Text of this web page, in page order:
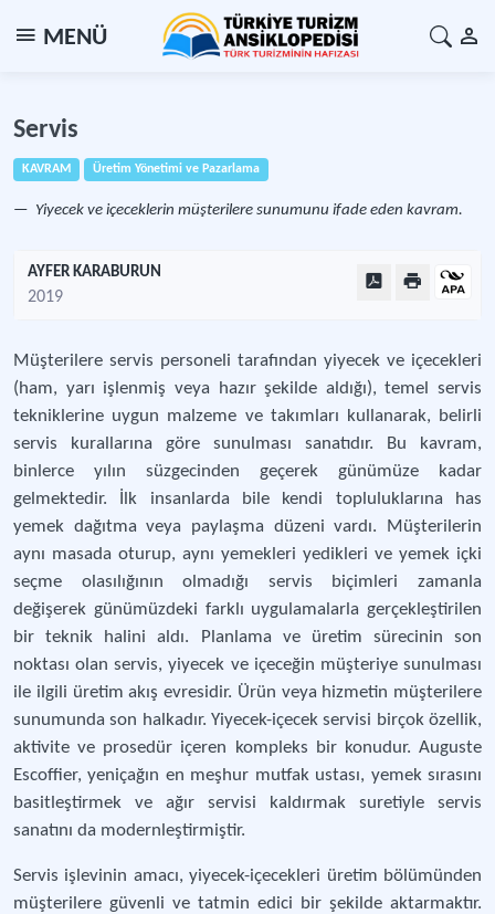
MENÜ
Servis
KAVRAM Üretim Yönetimi ve Pazarlama
Yiyecek ve içeceklerin müşterilere sunumunu ifade eden kavram.
AYFER KARABURUN
2019
Müşterilere servis personeli tarafından yiyecek ve içecekleri
(ham, yarı işlenmiş veya hazır şekilde aldığı), temel servis
tekniklerine uygun malzeme ve takımları kullanarak, belirli
servis kurallarına göre sunulması sanatıdır. Bu kavram,
binlerce yılın süzgecinden geçerek günümüze kadar
gelmektedir. İlk insanlarda bile kendi topluluklarına has
yemek dağıtma veya paylaşma düzeni vardı. Müşterilerin
aynı masada oturup, aynı yemekleri yedikleri ve yemek içki
seçme olasılığının olmadığı servis biçimleri zamanla
değişerek günümüzdeki farklı uygulamalarla gerçekleştirilen
bir teknik halini aldı. Planlama ve üretim sürecinin son
noktası olan servis, yiyecek ve içeceğin müşteriye sunulması
ile ilgili üretim akış evresidir. Ürün veya hizmetin müşterilere
sunumunda son halkadır. Yiyecek-içecek servisi birçok özellik,
aktivite ve prosedür içeren kompleks bir konudur. Auguste
Escoffier, yeniçağın en meşhur mutfak ustası, yemek sırasını
basitleştirmek ve ağır servisi kaldırmak suretiyle servis
sanatını da modernleştirmiştir.
Servis işlevinin amacı, yiyecek-içecekleri üretim bölümünden
müşterilere güvenli ve tatmin edici bir şekilde aktarmaktır.